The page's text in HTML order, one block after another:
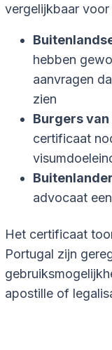
vergelijkbaar
hebben
aanvragen
zien
Burgers
certificaat
advocaat
Het certificaat
Portugal zijn
apostille of